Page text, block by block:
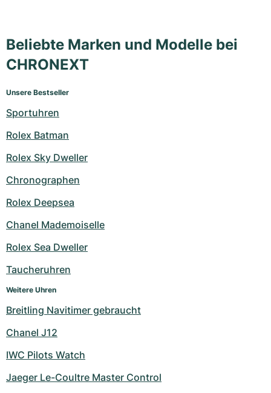
Beliebte Marken und Modelle bei
CHRONEXT
Unsere Bestseller
Sportuhren
Rolex Batman
Rolex Sky Dweller
Chronographen
Rolex Deepsea
Chanel Mademoiselle
Rolex Sea Dweller
Taucheruhren
Weitere Uhren
Breitling Navitimer gebraucht
Chanel J12
IWC Pilots Watch
Jaeger Le-Coultre Master Control